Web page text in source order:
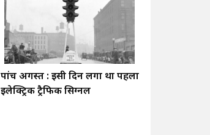
पांच अगस्त : इसी दिन लगा था पहला
इलेक्ट्रिक ट्रैफिक सिग्नल